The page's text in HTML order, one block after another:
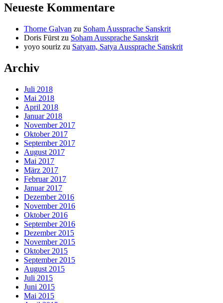
Neueste Kommentare
Thorne Galvan zu Soham Aussprache Sanskrit
Doris Fürst zu Soham Aussprache Sanskrit
yoyo souriz zu Satyam, Satya Aussprache Sanskrit
Archiv
Juli 2018
Mai 2018
April 2018
Januar 2018
November 2017
Oktober 2017
September 2017
August 2017
Mai 2017
März 2017
Februar 2017
Januar 2017
Dezember 2016
November 2016
Oktober 2016
September 2016
Dezember 2015
November 2015
Oktober 2015
September 2015
August 2015
Juli 2015
Juni 2015
Mai 2015